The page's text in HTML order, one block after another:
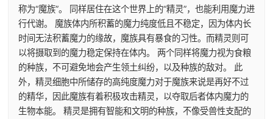
称为“魔族”。 同样居住在这个世界上的“精灵”，也能利用魔力进
行代谢。 魔族体内所积蓄的魔力纯度低且不稳定，因为体内长
时间无法积蓄魔力的缘故，魔族具有暴食的习性。而精灵则可
以将摄取到的魔力稳定保持在体内。 两个同样将魔力视为食粮
的种族，不可避免地会产生领土纠纷，以及种族的敌对。 此
外，精灵细胞中所储存的高纯度魔力对于魔族来说是再好不过
的精华，因此魔族有着积极攻击精灵，以夺取后者体内魔力的
生物本能。 精灵是拥有智能和文明的种族，不像受兽性支配的